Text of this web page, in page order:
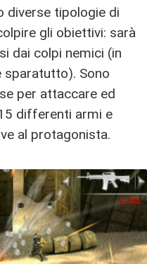
tipologie di
gli obiettivi: sarà
dai colpi nemici (in
sparatutto). Sono
per attaccare ed
differenti armi e
al protagonista.